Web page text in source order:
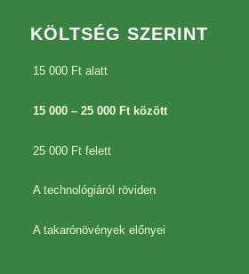
KÖLTSÉG SZERINT
15 000 Ft alatt
15 000 – 25 000 Ft között
25 000 Ft felett
A technológiáról röviden
A takarónövények előnyei